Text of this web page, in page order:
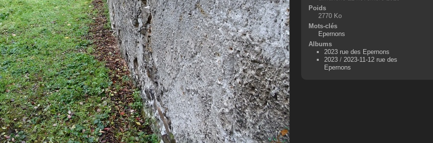
Poids
2770 Ko
Mots-clés
Epernons
Albums
2023 rue des Epernons
2023 /2023-11-12 rue des
Epernons